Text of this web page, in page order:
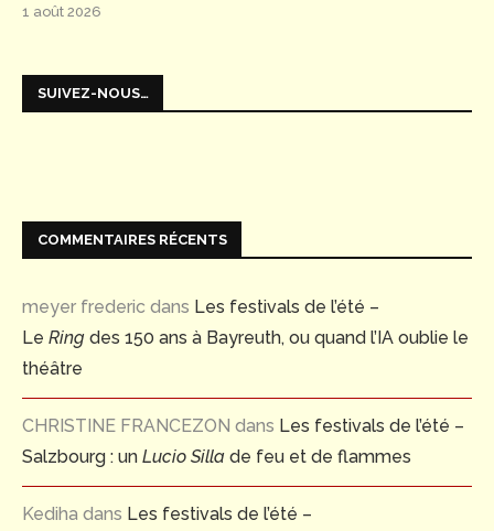
1 août 2026
SUIVEZ-NOUS…
COMMENTAIRES RÉCENTS
meyer frederic dans Les festivals de l’été –
Le Ring des 150 ans à Bayreuth, ou quand l’IA oublie le
théâtre
CHRISTINE FRANCEZON dans Les festivals de l’été –
Salzbourg : un Lucio Silla de feu et de flammes
Kediha dans Les festivals de l’été –